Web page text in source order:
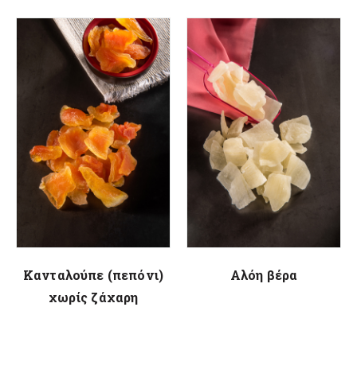
Κανταλούπε (πεπόνι)
χωρίς ζάχαρη
Αλόη βέρα